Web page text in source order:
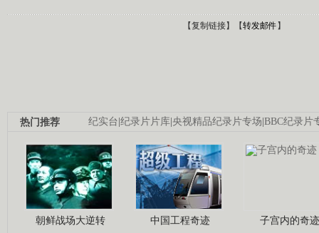
【复制链接】【转发邮件】
纪实台|纪录片片库|央视精品纪录片专场|BBC纪录片
热门推荐
朝鲜战场大逆转 中国工程奇迹 子宫内的奇迹